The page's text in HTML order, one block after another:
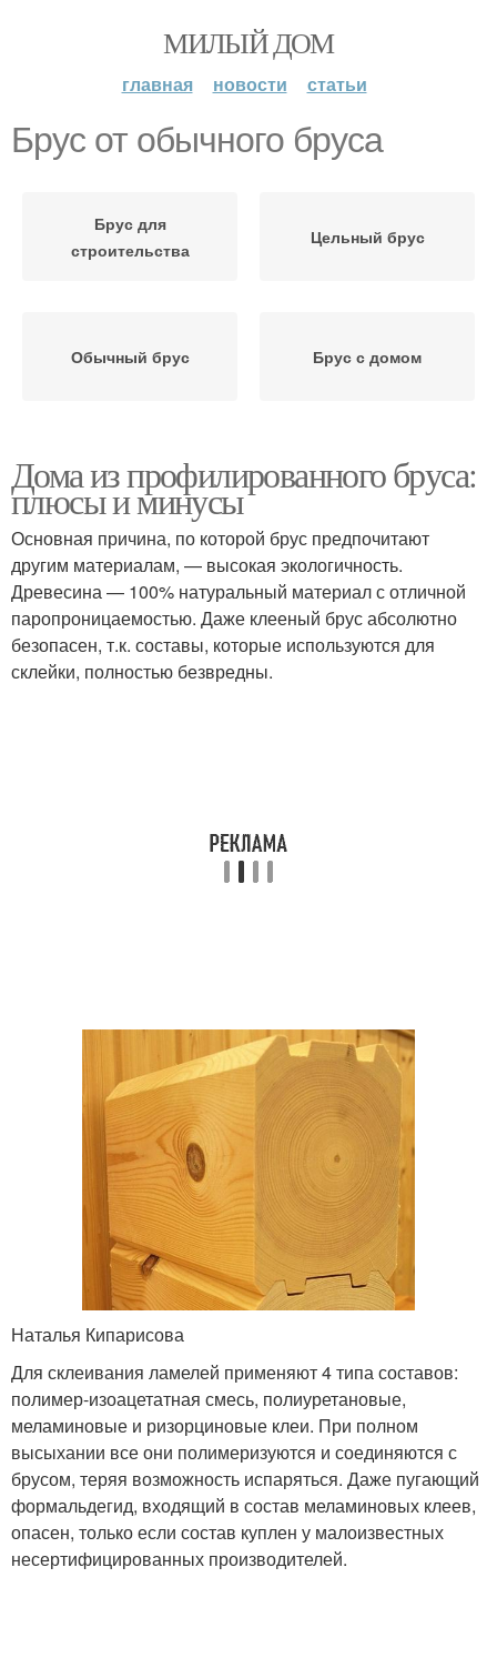
МИЛЫЙ ДОМ
главная новости статьи
Брус от обычного бруса
Брус для
строительства
Цельный брус
Обычный брус Брус с домом
Дома из профилированного бруса:
плюсы и минусы
Основная причина, по которой брус предпочитают
другим материалам, — высокая экологичность.
Древесина — 100% натуральный материал с отличной
паропроницаемостью. Даже клееный брус абсолютно
безопасен, т.к. составы, которые используются для
склейки, полностью безвредны.
Наталья Кипарисова
Для склеивания ламелей применяют 4 типа составов:
полимер-изоацетатная смесь, полиуретановые,
меламиновые и ризорциновые клеи. При полном
высыхании все они полимеризуются и соединяются с
брусом, теряя возможность испаряться. Даже пугающий
формальдегид, входящий в состав меламиновых клеев,
опасен, только если состав куплен у малоизвестных
несертифицированных производителей.